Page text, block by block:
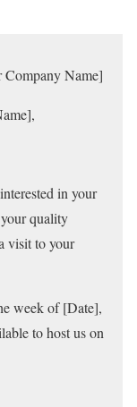
Name]
in your
quality
visit to your
week of [Date],
to host us on